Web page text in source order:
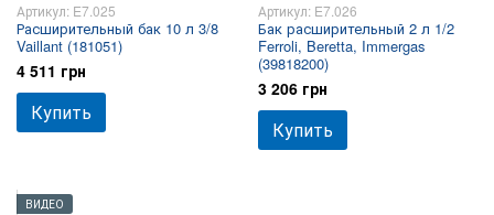
Артикул: E7.025
Расширительный бак 10 л 3/8
Vaillant (181051)
4 511 грн
Купить
Артикул: E7.026
Бак расширительный 2 л 1/2
Ferroli, Beretta, Immergas
(39818200)
3 206 грн
Купить
ВИДЕО